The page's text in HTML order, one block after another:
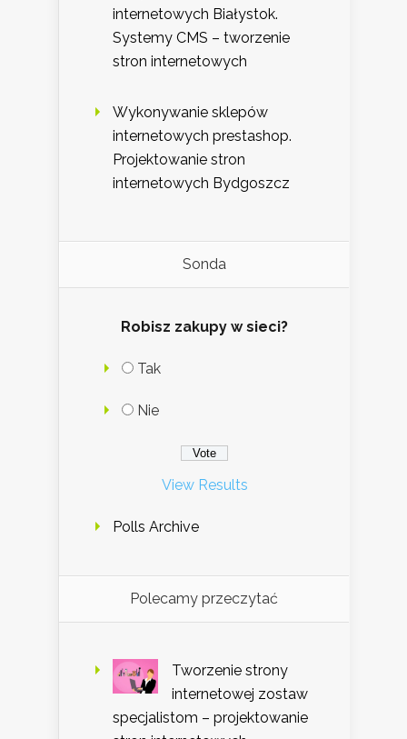
internetowych Białystok.
Systemy CMS – tworzenie
stron internetowych
Wykonywanie sklepów
internetowych prestashop.
Projektowanie stron
internetowych Bydgoszcz
Sonda
Robisz zakupy w sieci?
Tak
Nie
View Results
Polls Archive
Polecamy przeczytać
Tworzenie strony
internetowej zostaw
specjalistom – projektowanie